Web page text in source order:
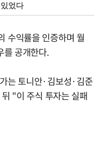
었다
수익률을 인증하며 월
공개한다.
는 토니안·김보성·김준
"이 주식 투자는 실패